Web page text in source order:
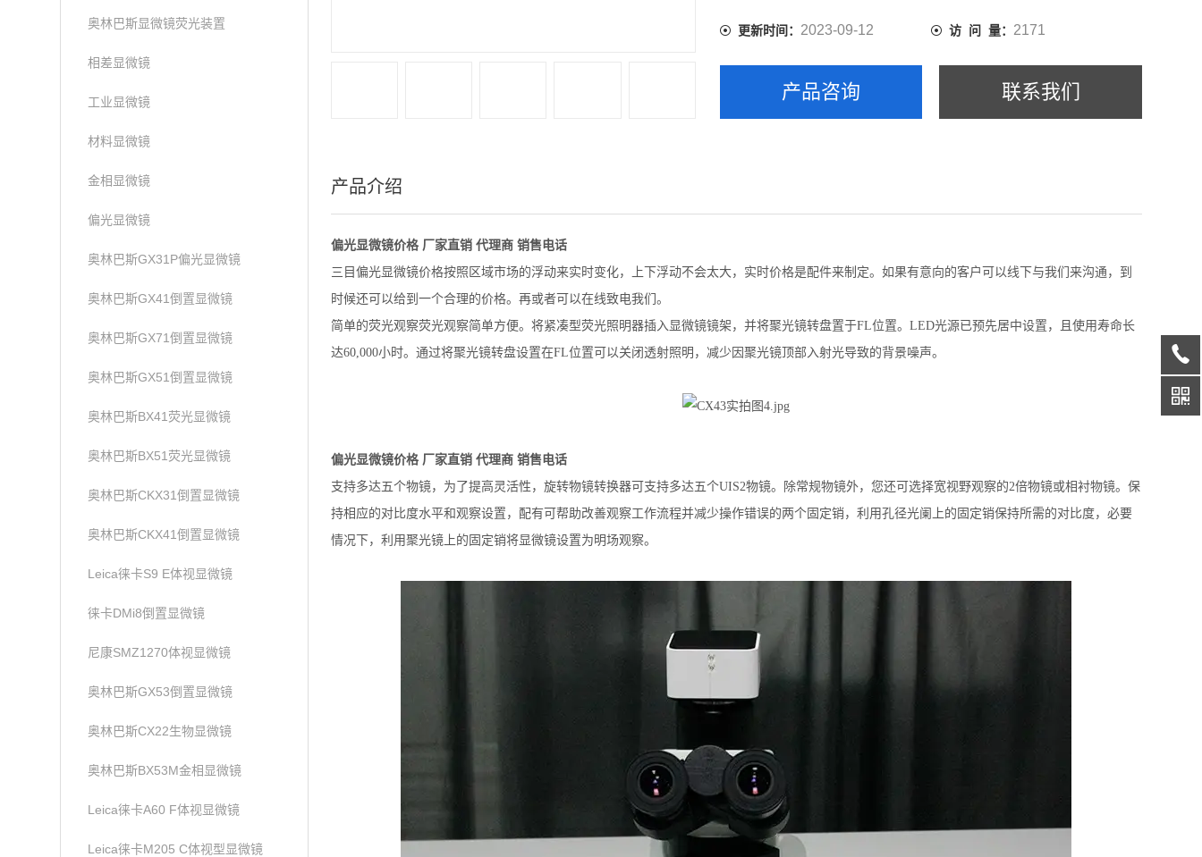
奥林巴斯显微镜荧光装置
相差显微镜
工业显微镜
材料显微镜
金相显微镜
偏光显微镜
奥林巴斯GX31P偏光显微镜
奥林巴斯GX41倒置显微镜
奥林巴斯GX71倒置显微镜
奥林巴斯GX51倒置显微镜
奥林巴斯BX41荧光显微镜
奥林巴斯BX51荧光显微镜
奥林巴斯CKX31倒置显微镜
奥林巴斯CKX41倒置显微镜
Leica徕卡S9 E体视显微镜
徕卡DMi8倒置显微镜
尼康SMZ1270体视显微镜
奥林巴斯GX53倒置显微镜
奥林巴斯CX22生物显微镜
奥林巴斯BX53M金相显微镜
Leica徕卡A60 F体视显微镜
Leica徕卡M205 C体视型显微镜
更新时间： 2023-09-12 访 问 量： 2171
产品咨询 联系我们
产品介绍
偏光显微镜价格 厂家直销 代理商 销售电话
三目偏光显微镜价格按照区域市场的浮动来实时变化，上下浮动不会太大，实时价格是配件来制定。如果有意向的客户可以线下与我们来沟通，到
时候还可以给到一个合理的价格。再或者可以在线致电我们。
简单的荧光观察荧光观察简单方便。将紧凑型荧光照明器插入显微镜镜架，并将聚光镜转盘置于FL位置。LED光源已预先居中设置，且使用寿命长
达60,000小时。通过将聚光镜转盘设置在FL位置可以关闭透射照明，减少因聚光镜顶部入射光导致的背景噪声。
偏光显微镜价格 厂家直销 代理商 销售电话
支持多达五个物镜，为了提高灵活性，旋转物镜转换器可支持多达五个UIS2物镜。除常规物镜外，您还可选择宽视野观察的2倍物镜或相衬物镜。保
持相应的对比度水平和观察设置，配有可帮助改善观察工作流程并减少操作错误的两个固定销，利用孔径光阑上的固定销保持所需的对比度，必要
情况下，利用聚光镜上的固定销将显微镜设置为明场观察。